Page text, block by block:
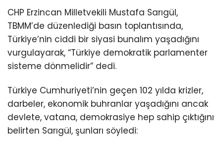
CHP Erzincan Milletvekili Mustafa Sarıgül,
TBMM’de düzenlediği basın toplantısında,
Türkiye’nin ciddi bir siyasi bunalım yaşadığını
vurgulayarak, “Türkiye demokratik parlamenter
sisteme dönmelidir” dedi.
Türkiye Cumhuriyeti’nin geçen 102 yılda krizler,
darbeler, ekonomik buhranlar yaşadığını ancak
devlete, vatana, demokrasiye hep sahip çıktığını
belirten Sarıgül, şunları söyledi: